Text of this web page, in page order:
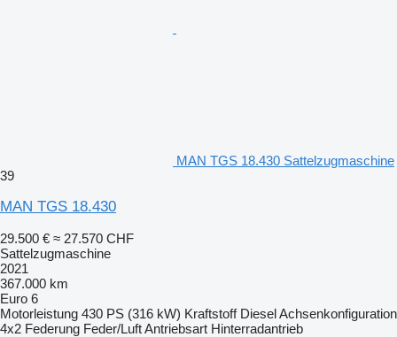
MAN TGS 18.430 Sattelzugmaschine
39
MAN TGS 18.430
29.500 € ≈ 27.570 CHF
Sattelzugmaschine
2021
367.000 km
Euro 6
Motorleistung 430 PS (316 kW) Kraftstoff DieselAchsenkonfiguration
4x2 Federung Feder/LuftAntriebsart Hinterradantrieb